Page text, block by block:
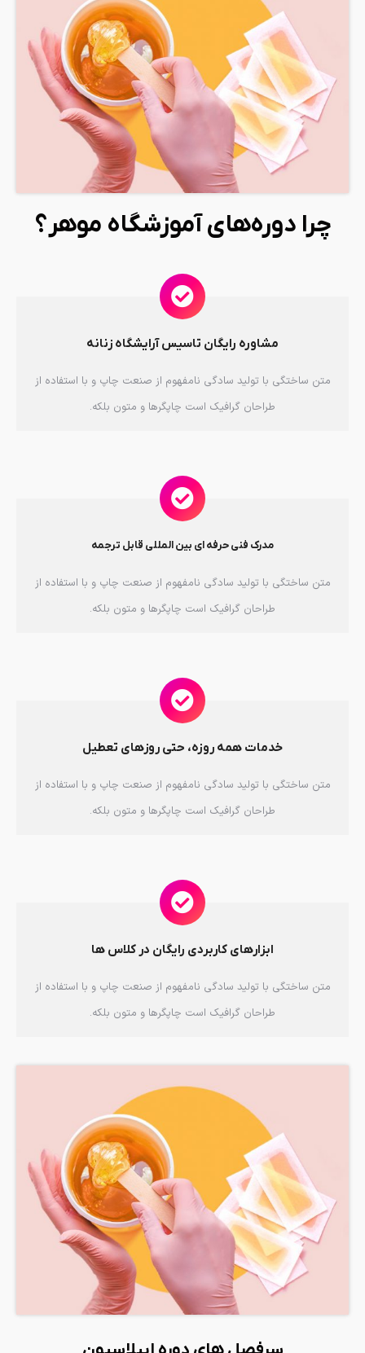
چرا دوره‌های آموزشگاه موهر؟
مشاوره رایگان تاسیس آرایشگاه زنانه
متن ساختگی با تولید سادگی نامفهوم از صنعت چاپ و با استفاده از
طراحان گرافیک است چاپگرها و متون بلکه.
مدرک فنی حرفه ای بین المللی قابل ترجمه
متن ساختگی با تولید سادگی نامفهوم از صنعت چاپ و با استفاده از
طراحان گرافیک است چاپگرها و متون بلکه.
خدمات همه روزه، حتی روزهای تعطیل
متن ساختگی با تولید سادگی نامفهوم از صنعت چاپ و با استفاده از
طراحان گرافیک است چاپگرها و متون بلکه.
ابزارهای کاربردی رایگان در کلاس ها
متن ساختگی با تولید سادگی نامفهوم از صنعت چاپ و با استفاده از
طراحان گرافیک است چاپگرها و متون بلکه.